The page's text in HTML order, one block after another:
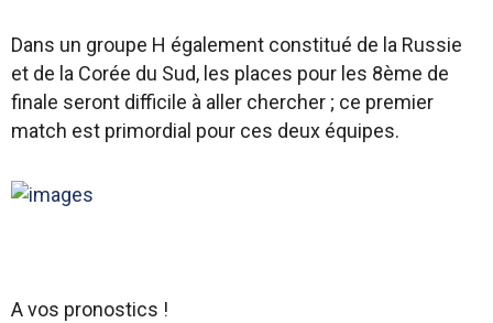
Dans un groupe H également constitué de la Russie
et de la Corée du Sud, les places pour les 8ème de
finale seront difficile à aller chercher ; ce premier
match est primordial pour ces deux équipes.
A vos pronostics !